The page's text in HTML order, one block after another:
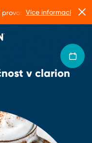
v clarion
provozuVíce informací